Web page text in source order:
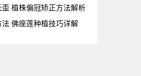
植株偏冠矫正方法解析
佛座莲种植技巧详解